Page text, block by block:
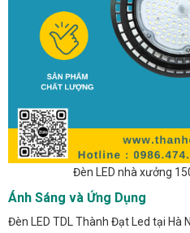
Đèn LED nhà xưởng
Ánh Sáng và Ứng Dụng
Đèn LED TDL Thành Đạt Led tại Hà